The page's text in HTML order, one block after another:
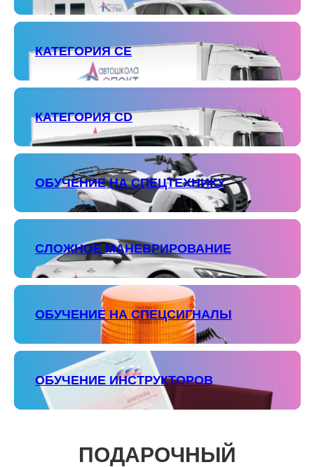
КАТЕГОРИЯ СЕ
КАТЕГОРИЯ СD
ОБУЧЕНИЕ НА СПЕЦТЕХНИКУ
СЛОЖНОЕ МАНЕВРИРОВАНИЕ
ОБУЧЕНИЕ НА СПЕЦСИГНАЛЫ
ОБУЧЕНИЕ ИНСТРУКТОРОВ
ПОДАРОЧНЫЙ